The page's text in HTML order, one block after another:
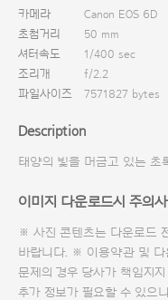
카메라
Canon EOS 6D
초첨거리
50 mm
셔터속도
1/400 sec
조리개
f/2.2
파일사이즈
7571827 bytes
Description
태양의 빛을 머금고 있는 초
이미지 다운로드시 주의
※ 사진 콘텐츠는 다운로드
바랍니다. ※ 이용약관 및
문제의 경우 당사가 책임지
추가 정보가 필요할 수 있으